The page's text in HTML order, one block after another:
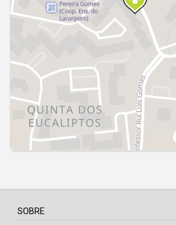
Açores
SOBRE